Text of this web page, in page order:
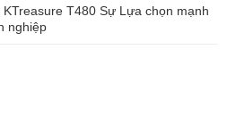
T480 Sự Lựa chọn mạnh
nghiệp